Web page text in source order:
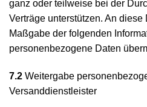
ganz oder teilweise bei der
Verträge unterstützen. An
Maßgabe der folgenden
personenbezogene Daten
7.2 Weitergabe
Versanddienstleister